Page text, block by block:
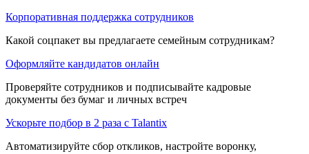
Корпоративная поддержка сотрудников
Какой соцпакет вы предлагаете семейным сотрудникам?
Оформляйте кандидатов онлайн
Проверяйте сотрудников и подписывайте кадровые
документы без бумаг и личных встреч
Ускорьте подбор в 2 раза с Talantix
Автоматизируйте сбор откликов, настройте воронку,